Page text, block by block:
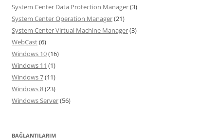
System Center Data Protection Manager(3)
System Center Operation Manager(21)
System Center Virtual Machine Manager(3)
WebCast(6)
Windows 10(16)
Windows 11 (1)
Windows 7(11)
Windows 8(23)
Windows Server(56)
BAĞLANTILARIM